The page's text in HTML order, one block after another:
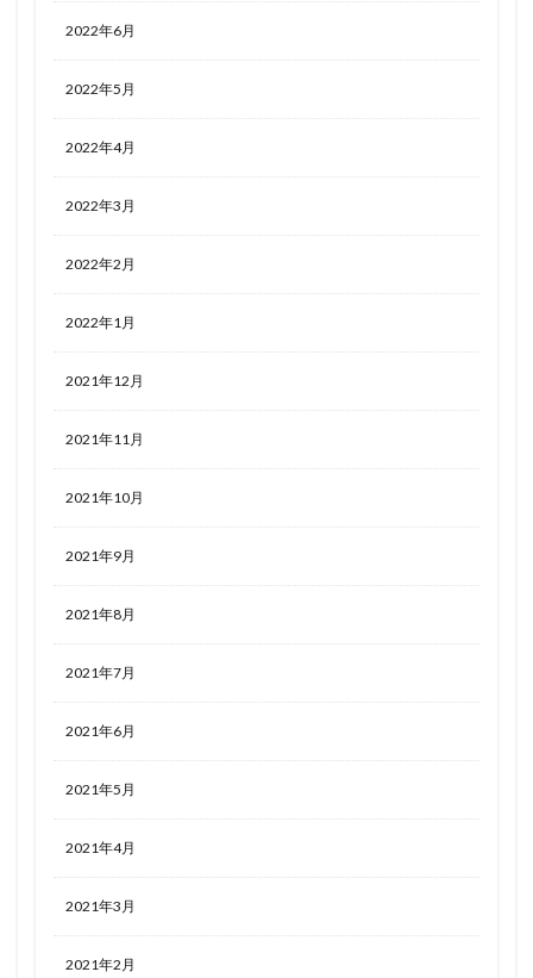
2022年6月
2022年5月
2022年4月
2022年3月
2022年2月
2022年1月
2021年12月
2021年11月
2021年10月
2021年9月
2021年8月
2021年7月
2021年6月
2021年5月
2021年4月
2021年3月
2021年2月